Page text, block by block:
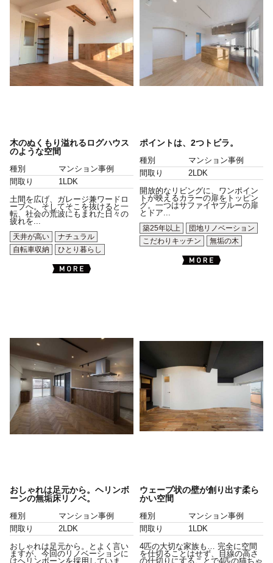
木のぬくもり溢れるログハウス
のような空間
種別
マンション事例
間取り
1LDK
土間を広げ、ガレージ兼ワードロ
ーブへ。そしてそこを抜けると一
転、社会の荒波にもまれた日々の
疲れを...
天井が高い
ナチュラル
自転車収納
ひとり暮らし
ポイントは、2つトビラ。
種別
マンション事例
間取り
2LDK
開放的なリビングに、ワンポイン
トが映えるカラーの扉をトッピン
グ。一つはサファイヤブルーの扉
とドア...
築25年以上
団地リノベーション
こだわりキッチン
無垢の木
おしゃれは足元から。ヘリンボ
ーンの無垢床リノベ。
種別
マンション事例
間取り
2LDK
おしゃれは足元から。とよく言い
ますが、今回のリノベーションに
はヘリンボーンを採用していま
ウェーブ状の壁が創り出す柔ら
かい空間
種別
マンション事例
間取り
1LDK
4匹の大切な家族も… 完全に空間
を仕切ることはせず、目線の高さ
の仕切りにすることで4匹の猫ちゃ